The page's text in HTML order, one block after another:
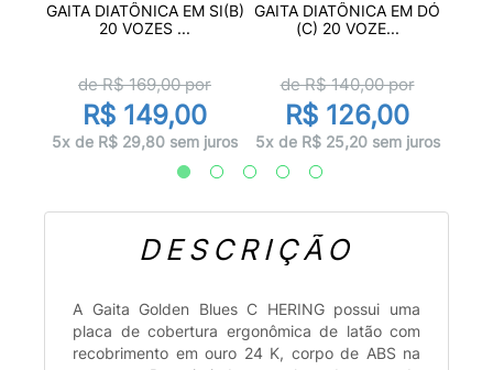
GAITA DIATÔNICA EM SI(B)
20 VOZES ...
de R$169,00por
R$ 149,00
5x de R$ 29,80 sem juros
GAITA DIATÔNICA EM DÓ
(C) 20 VOZE...
de R$140,00por
R$ 126,00
5x de R$ 25,20 sem juros
DESCRIÇÃO
A Gaita Golden Blues C HERING possui uma
placa de cobertura ergonômica de latão com
recobrimento em ouro 24 K, corpo de ABS na